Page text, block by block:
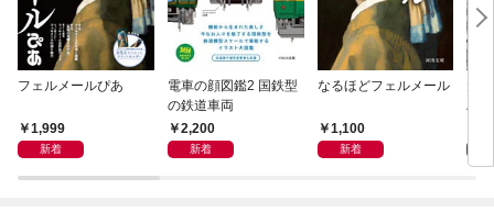
フェルメールぴあ
1,999
新着
電車の顔図鑑2 国鉄型
の鉄道車両
2,200
新着
なるほどフェルメール
1,100
新着
ハ